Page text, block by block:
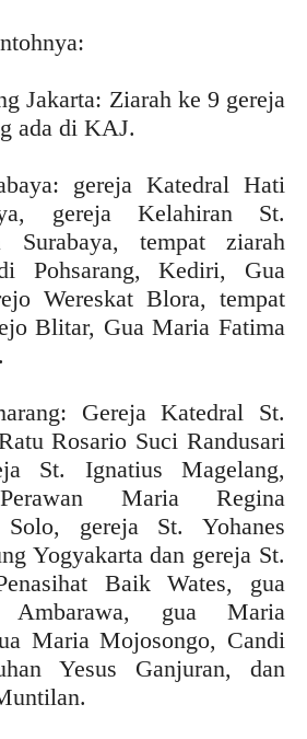
Jakarta: Ziarah ke 9 gereja
ada di KAJ.
gereja Katedral Hati
gereja Kelahiran St.
Surabaya, tempat ziarah
Pohsarang, Kediri, Gua
Wereskat Blora, tempat
Blitar, Gua Maria Fatima
Gereja Katedral St.
Rosario Suci Randusari
St. Ignatius Magelang,
Maria Regina
Solo, gereja St. Yohanes
Yogyakarta dan gereja St.
Baik Wates, gua
gua Maria
Maria Mojosongo, Candi
Yesus Ganjuran, dan